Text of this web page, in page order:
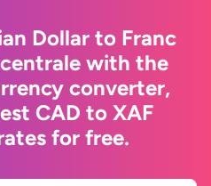
Dollar to Franc
with the
converter,
CAD to XAF
for free.